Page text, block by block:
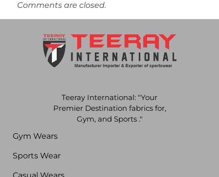
Comments are closed.
Teeray International: "Your
Premier Destination fabrics for,
Gym, and Sports ."
Gym Wears
Sports Wear